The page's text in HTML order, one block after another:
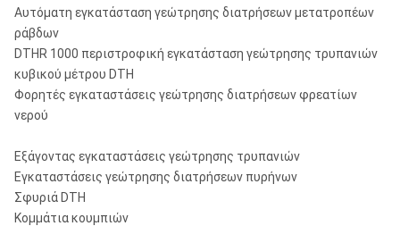
Σημειώσεις: Το Metzke, νήμα Remet είναι διαθέσιμο!
Αυτόματη εγκατάσταση γεώτρησης διατρήσεων μετατροπέων
ράβδων
DTHR 1000 περιστροφική εγκατάσταση γεώτρησης τρυπανιών
κυβικού μέτρου DTH
Φορητές εγκαταστάσεις γεώτρησης διατρήσεων φρεατίων
νερού
Εξάγοντας εγκαταστάσεις γεώτρησης τρυπανιών
Εγκαταστάσεις γεώτρησης διατρήσεων πυρήνων
Σφυριά DTH
Κομμάτια κουμπιών